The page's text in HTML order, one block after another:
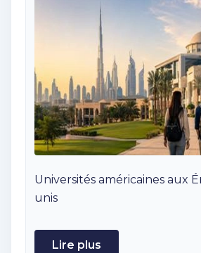
Universités américaines aux
unis
Lire plus